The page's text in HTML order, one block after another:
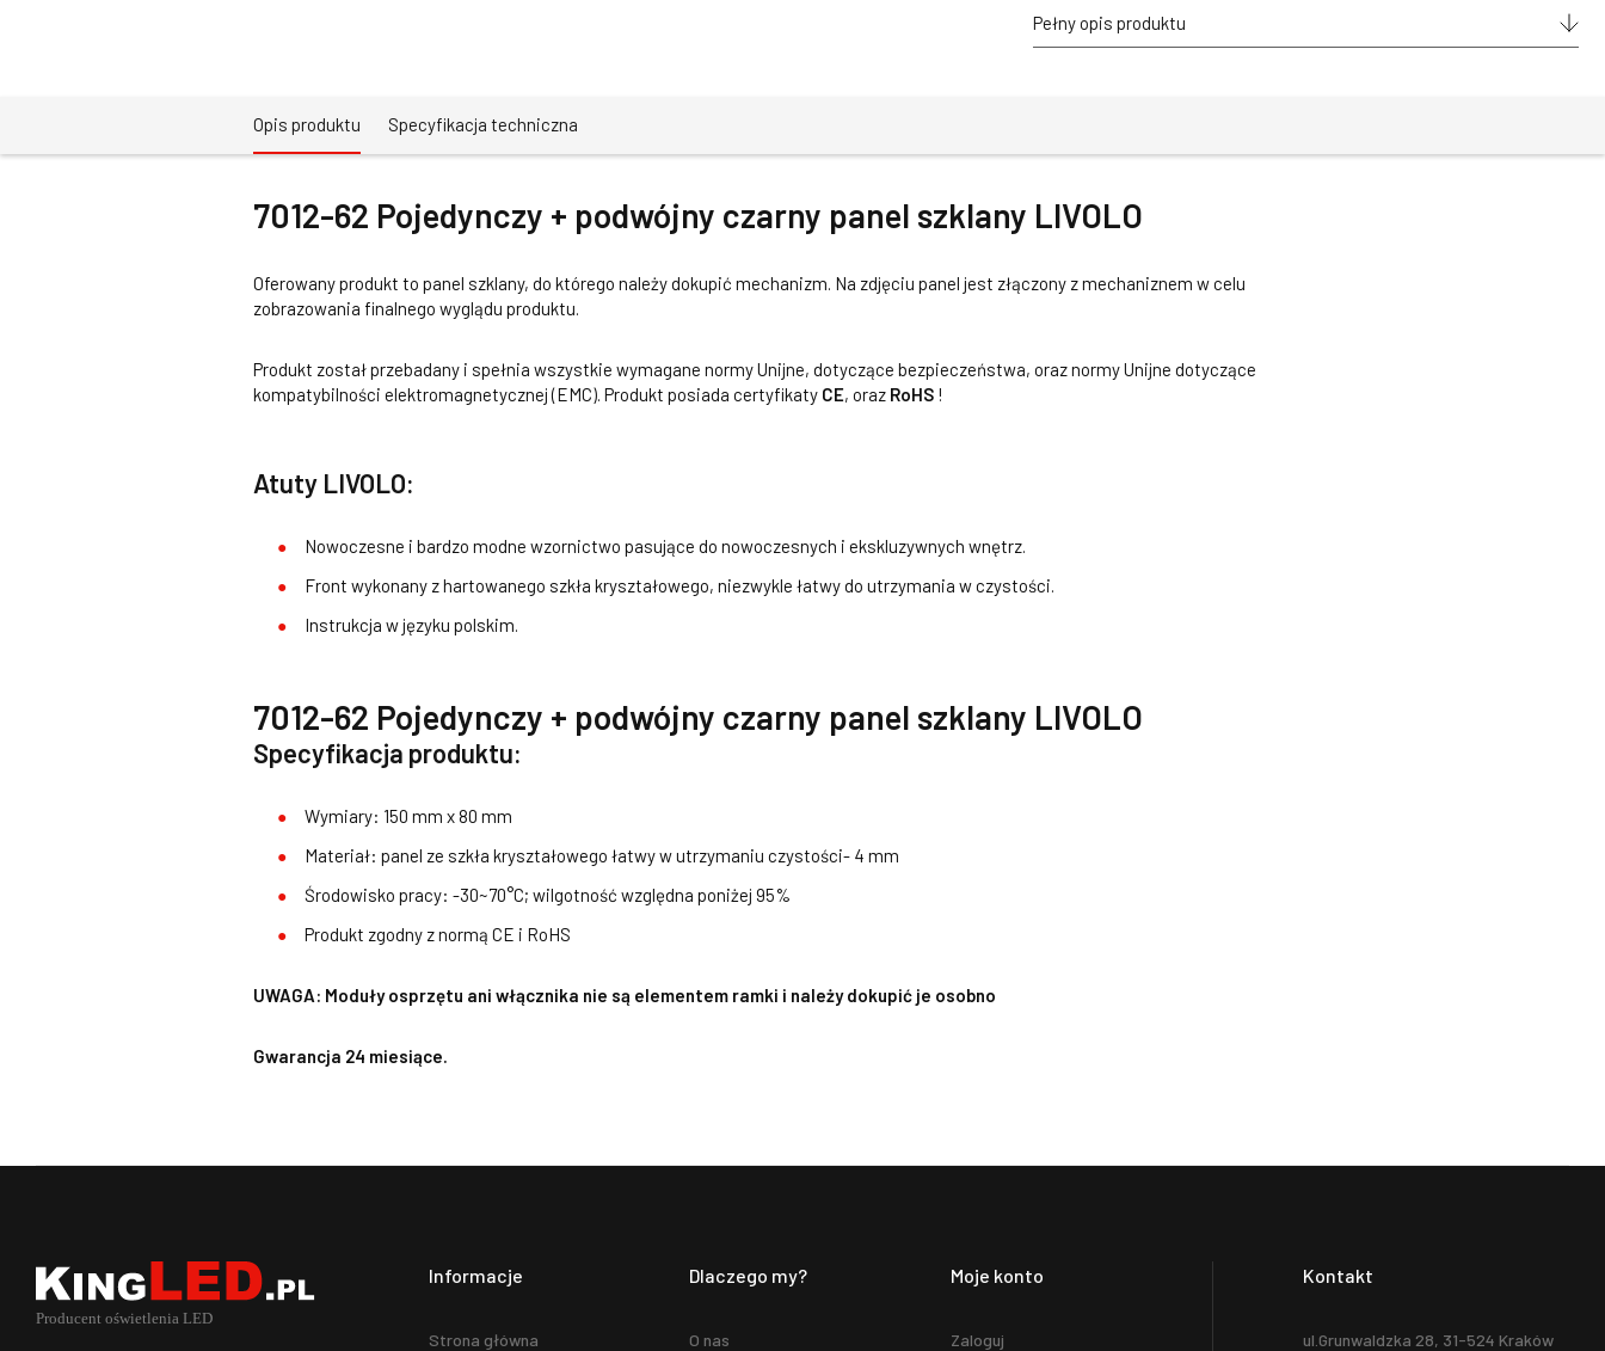
Pełny opis produktu
Opis produktu Specyfikacja techniczna
7012-62 Pojedynczy + podwójny czarny panel szklany LIVOLO
Oferowany produkt to panel szklany, do którego należy dokupić mechanizm. Na zdjęciu panel jest złączony z mechaniznem w celu
zobrazowania finalnego wyglądu produktu.
Produkt został przebadany i spełnia wszystkie wymagane normy Unijne, dotyczące bezpieczeństwa, oraz normy Unijne dotyczące
kompatybilności elektromagnetycznej (EMC). Produkt posiada certyfikaty CE, oraz RoHS !
Atuty LIVOLO:
Nowoczesne i bardzo modne wzornictwo pasujące do nowoczesnych i ekskluzywnych wnętrz.
Front wykonany z hartowanego szkła kryształowego, niezwykle łatwy do utrzymania w czystości.
Instrukcja w języku polskim.
7012-62 Pojedynczy + podwójny czarny panel szklany LIVOLO
Specyfikacja produktu:
Wymiary: 150 mm x 80 mm
Materiał: panel ze szkła kryształowego łatwy w utrzymaniu czystości- 4 mm
Środowisko pracy: -30~70°C; wilgotność względna poniżej 95%
Produkt zgodny z normą CE i RoHS
UWAGA: Moduły osprzętu ani włącznika nie są elementem ramki i należy dokupić je osobno
Gwarancja 24 miesiące.
Informacje
Strona główna
Dlaczego my?
O nas
Moje konto
Zaloguj
Kontakt
ul.Grunwaldzka 28, 31-524 Kraków